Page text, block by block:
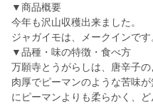
▼商品概要
今年も沢山収穫出来ました。
ジャガイモは、メークインです
▼品種・味の特徴・食べ方
万願寺とうがらしは、唐辛子の
肉厚でピーマンのような苦味
にピーマンよりも柔らかく、